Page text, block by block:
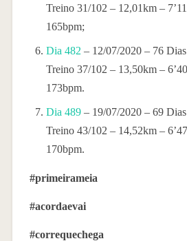
Treino 31/102 – 12,01km –
165bpm;
Dia 482 – 12/07/2020 – 76
Treino 37/102 – 13,50km –
173bpm.
Dia 489– 19/07/2020 – 69
Treino 43/102 – 14,52km –
170bpm.
#primeirameia
#acordaevai
#correquechega